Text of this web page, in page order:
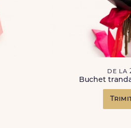
de la
Buchet